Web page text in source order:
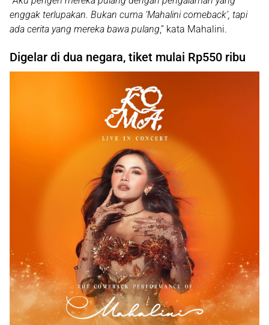
enggak terlupakan. Bukan cuma ‘Mahalini comeback’, tapi
ada cerita yang mereka bawa pulang,” kata Mahalini.
Digelar di dua negara, tiket mulai Rp550 ribu